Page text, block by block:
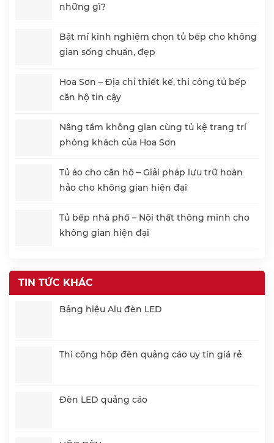
những gì?
Bật mí kinh nghiệm chọn tủ bếp cho không
gian sống chuẩn, đẹp
Hoa Sơn – Địa chỉ thiết kế, thi công tủ bếp
căn hộ tin cậy
Nâng tầm không gian cùng tủ kệ trang trí
phòng khách của Hoa Sơn
Tủ áo cho căn hộ – Giải pháp lưu trữ hoàn
hảo cho không gian hiện đại
Tủ bếp nhà phố – Nội thất thông minh cho
không gian hiện đại
TIN TỨC KHÁC
Bảng hiệu Alu đèn LED
Thi công hộp đèn quảng cáo uy tín giá rẻ
Đèn LED quảng cáo